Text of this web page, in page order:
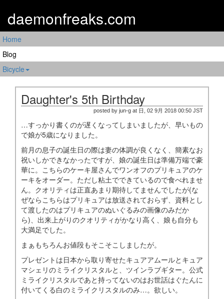
daemonfreaks.com
Home
Blog
Bicycle
Daughter's 5th Birthday
posted by jun-g at 日, 02 9月 2018 00:50 JST
…すっかり書くのが遅くなってしまいましたが、早いもの
で娘が5歳になりました。
前月の息子の誕生日の際は妻の体調が良くなく、簡素なお
祝いしかできなかったですが、娘の誕生日は準備万端で豪
華に。こちらのケーキ屋さんでワンオフのプリキュアのケ
ーキをオーダー。ただし粘土でできているので食べれませ
ん。クオリティは正直あまり期待してませんでしたが(な
ぜならこちらはプリキュアは放送されておらず、資料とし
て渡したのはプリキュアのぬいぐるみの画像のみだか
ら)、出来上がりのクオリティがかなり高く、娘も自分も
大満足でした。
まぁもちろんお値段もそこそこしましたが。
プレゼントは日本から取り寄せたキュアアムールとキュア
マシェリのミライクリスタルと、ツインラブギター。公式
ミライクリスタルであと持ってないのはお世話はぐたんに
付いてくる白のミライクリスタルのみ…。欲しい。